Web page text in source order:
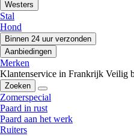
Westers
Stal
Hond
Binnen 24 uur verzonden
Aanbiedingen
Merken
Klantenservice in Frankrijk Veilig
Zoeken
Zomerspecial
Paard in rust
Paard aan het werk
Ruiters